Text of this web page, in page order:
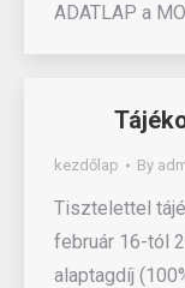
ADATLAP a
kezdőlap By
Tisztelettel
február 16-tól
alaptagdíj